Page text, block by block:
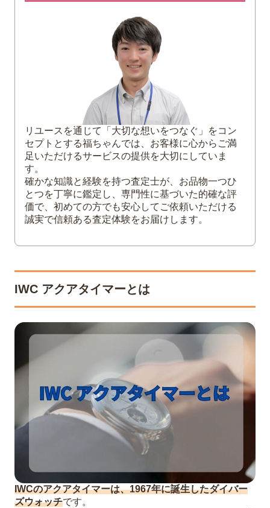
着ける機会が限られる
IWCアクアタイマーのチタン
初のチタン時計
IWC アクアタイマーは買取してもらえる？
リユースを通じて「大切な想いをつなぐ」をコン
セプトとする福ちゃんでは、お客様に心からご満
足いただけるサービスの提供を大切にしていま
す。
確かな知識と経験を持つ査定士が、お品物一つひ
とつを丁寧に鑑定し、専門性に基づいた的確な評
価で、初めての方でも安心してご依頼いただける
誠実で信頼ある査定体験をお届けします。
IWC アクアタイマーとは
IWCのアクアタイマーは、1967年に誕生したダイバー
ズウォッチです。